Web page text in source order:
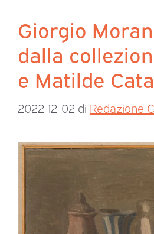
Giorgio
dalla
e Matilde
2022-12-02 di Redazione